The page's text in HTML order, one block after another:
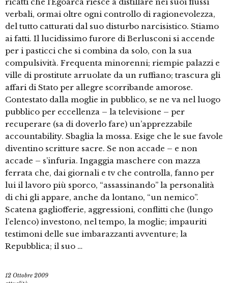
ricatti che l’Egoarca riesce a distillare nei suoi flussi
verbali, ormai oltre ogni controllo di ragionevolezza,
del tutto catturati dal suo disturbo narcisistico. Stiamo
ai fatti. Il lucidissimo furore di Berlusconi si accende
per i pasticci che si combina da solo, con la sua
compulsività. Frequenta minorenni; riempie palazzi e
ville di prostitute arruolate da un ruffiano; trascura gli
affari di Stato per allegre scorribande amorose.
Contestato dalla moglie in pubblico, se ne va nel luogo
pubblico per eccellenza – la televisione – per
recuperare (sa di doverlo fare) un’apprezzabile
accountability. Sbaglia la mossa. Esige che le sue favole
diventino scritture sacre. Se non accade – e non
accade – s’infuria. Ingaggia maschere con mazza
ferrata che, dai giornali e tv che controlla, fanno per
lui il lavoro più sporco, “assassinando” la personalità
di chi gli appare, anche da lontano, “un nemico”.
Scatena gagliofferie, aggressioni, conflitti che (lungo
l’elenco) investono, nel tempo, la moglie; impauriti
testimoni delle sue imbarazzanti avventure; la
Repubblica; il suo …
12 Ottobre 2009